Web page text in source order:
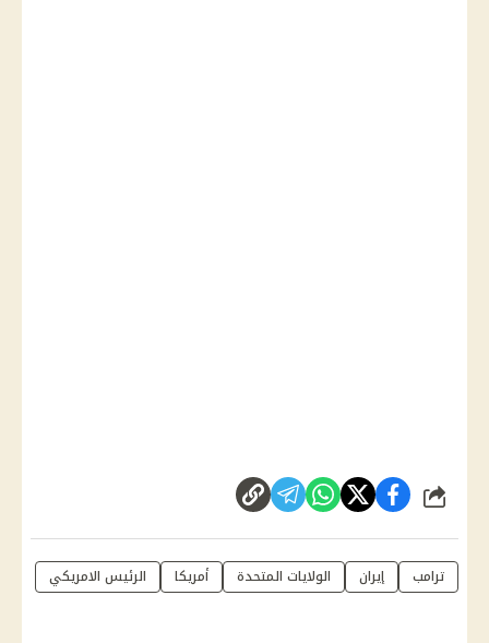
شارك
ترامب إيران الولايات المتحدة أمريكا الرئيس الامريكي